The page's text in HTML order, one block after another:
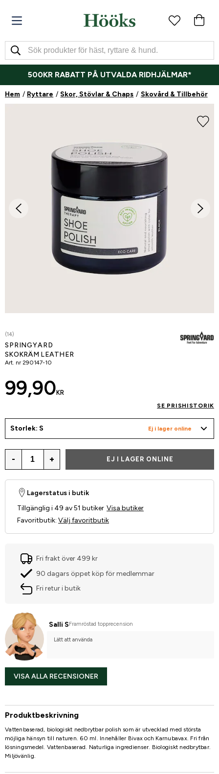
500KR RABATT PÅ UTVALDA RIDHJÄLMAR*
Hem Ryttare Skor, Stövlar & Chaps Skovård & Tillbehör
(14)
SPRINGYARD
SKOKRÄM LEATHER
Art. nr 290147-10
99,90 KR
SE PRISHISTORIK
Storlek: S Ej i lager online
- + EJ I LAGER ONLINE
Lagerstatus i butik
Tillgänglig i 49 av 51 butiker Visa butiker
Favoritbutik: Välj favoritbutik
Fri frakt över 499 kr
90 dagars öppet köp för medlemmar
Fri retur i butik
Salli S Framröstad topprecension
Lätt att använda
VISA ALLA RECENSIONER
Produktbeskrivning
Vattenbaserad, biologiskt nedbrytbar polish som är utvecklad med största
möjliga hänsyn till naturen. 60 ml. Innehåller Bivax och Karnubavax. Fri från
lösningsmedel. Vattenbaserad. Naturliga ingredienser. Biologiskt nedbrytbar.
Miljövänlig.